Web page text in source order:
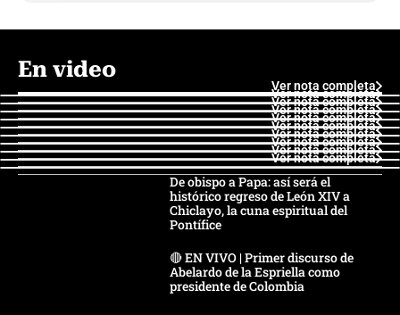
En video
Ver nota completa
Ver nota completa
Ver nota completa
Ver nota completa
Ver nota completa
Ver nota completa
Ver nota completa
Ver nota completa
Ver nota completa
Ver nota completa
De obispo a Papa: así será el
histórico regreso de León XIV a
Chiclayo, la cuna espiritual del
Pontífice
🔴 EN VIVO | Primer discurso de
Abelardo de la Espriella como
presidente de Colombia